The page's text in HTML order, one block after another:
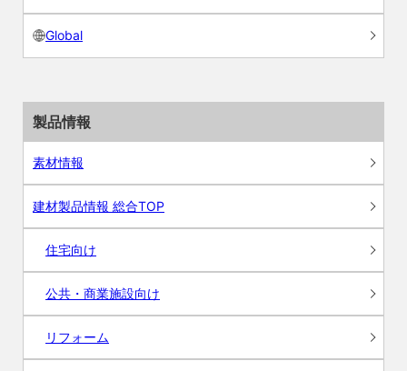
Global
製品情報
素材情報
建材製品情報 総合TOP
住宅向け
公共・商業施設向け
リフォーム